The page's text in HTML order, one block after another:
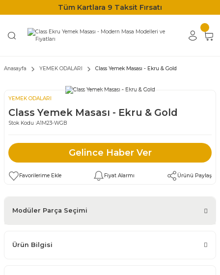
Tüm Kartlara 9 Taksit Fırsatı
Anasayfa YEMEK ODALARI Class Yemek Masası - Ekru & Gold
YEMEK ODALARI
Class Yemek Masası - Ekru & Gold
Stok Kodu :A1M23-WGB
Gelince Haber Ver
Fiyat Alarmı Ürünü Paylaş
Modüler Parça Seçimi
Ürün Bilgisi